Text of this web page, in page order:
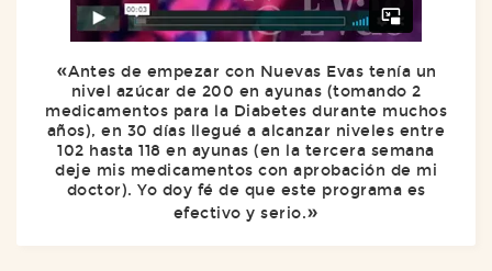
Antes de empezar con Nuevas Evas tenía un
nivel azúcar de 200 en ayunas (tomando 2
medicamentos para la Diabetes durante muchos
años), en 30 días llegué a alcanzar niveles entre
102 hasta 118 en ayunas (en la tercera semana
deje mis medicamentos con aprobación de mi
doctor). Yo doy fé de que este programa es
efectivo y serio.